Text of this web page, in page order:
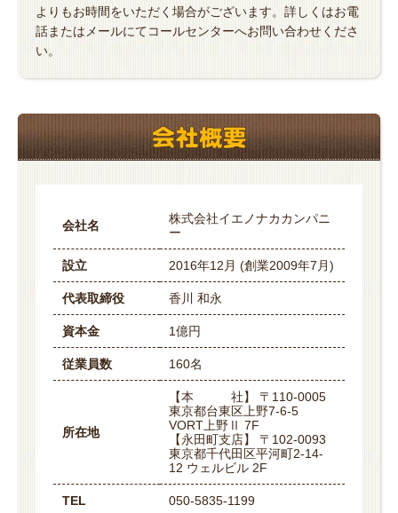
よりもお時間をいただく場合がございます。詳しくはお電
話またはメールにてコールセンターへお問い合わせくださ
い。
会社名
株式会社イエノナカカンパニ
ー
設立 2016年12月 (創業2009年7月)
代表取締役 香川 和永
資本金 1億円
従業員数 160名
所在地
【本 社】 〒110-0005
東京都台東区上野7-6-5
VORT上野Ⅱ 7F
【永田町支店】 〒102-0093
東京都千代田区平河町2-14-
12 ウェルビル 2F
TEL 050-5835-1199